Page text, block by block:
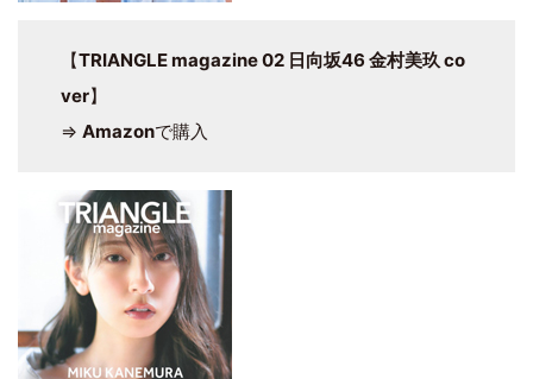
【TRIANGLE magazine 02 日向坂46 金村美玖 co
ver】
⇒ Amazonで購入